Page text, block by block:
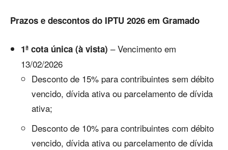
Prazos e descontos do IPTU 2026 em Gramado
1ª cota única (à vista) – Vencimento em
13/02/2026
Desconto de 15% para contribuintes sem débito
vencido, dívida ativa ou parcelamento de dívida
ativa;
Desconto de 10% para contribuintes com débito
vencido, dívida ativa ou parcelamento de dívida